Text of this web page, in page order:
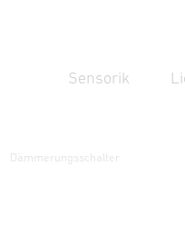
Sensorik
Dämmerungsschalter